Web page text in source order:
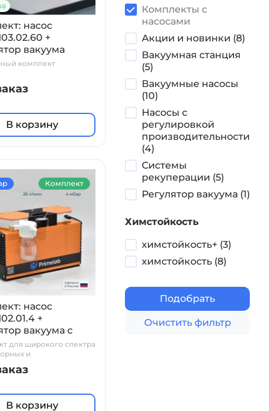
насос
+
вакуума
сосуд
комплект
В корзину
насос
+
вакуума с
и
для широкого спектра
и
В корзину
Комплект
Комплекты с
насосами
Акции и новинки (8)
Вакуумная станция
(5)
Вакуумные насосы
(10)
Насосы с
регулировкой
производительности
(4)
Системы
рекуперации (5)
Регулятор вакуума (1)
Химстойкость
химстойкость+ (3)
химстойкость (8)
Подобрать
Очистить фильтр